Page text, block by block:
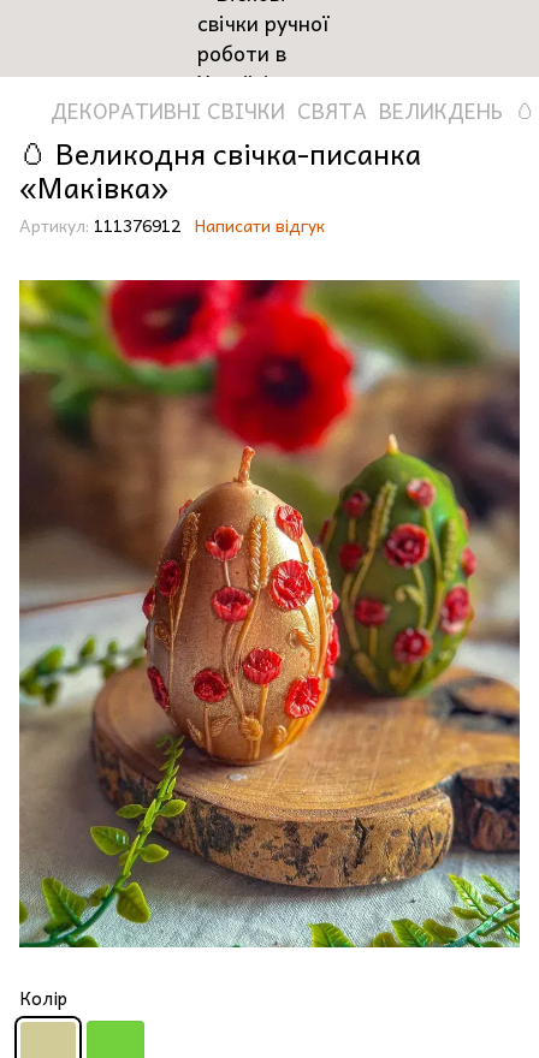
ДЕКОРАТИВНІ СВІЧКИ СВЯТА ВЕЛИКДЕНЬ
🥚 Великодня свічка-писанка
«Маківка»
Артикул: 111376912 Написати відгук
Колір